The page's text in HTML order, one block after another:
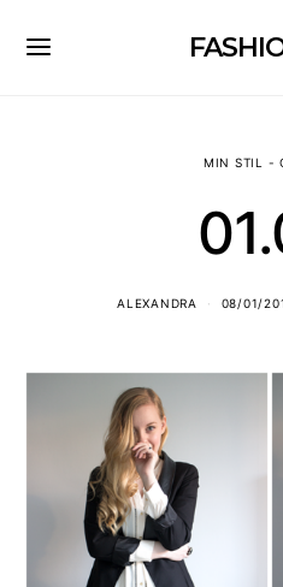
MIN STIL -
ALEXANDRA 08/01/